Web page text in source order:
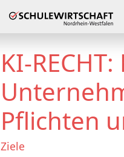
KI-
Pflichten
Ziele